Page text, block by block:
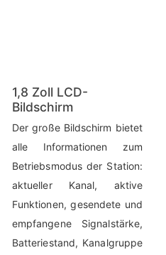
1,8 Zoll LCD-
Bildschirm
Der große Bildschirm bietet
alle Informationen zum
Betriebsmodus der Station:
aktueller Kanal, aktive
Funktionen, gesendete und
empfangene Signalstärke,
Batteriestand, Kanalgruppe